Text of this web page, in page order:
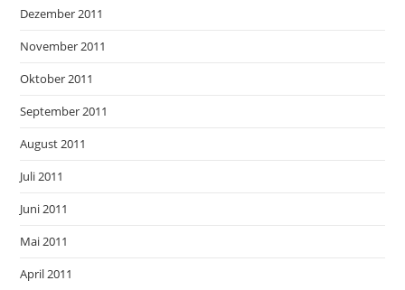
Dezember 2011
November 2011
Oktober 2011
September 2011
August 2011
Juli 2011
Juni 2011
Mai 2011
April 2011